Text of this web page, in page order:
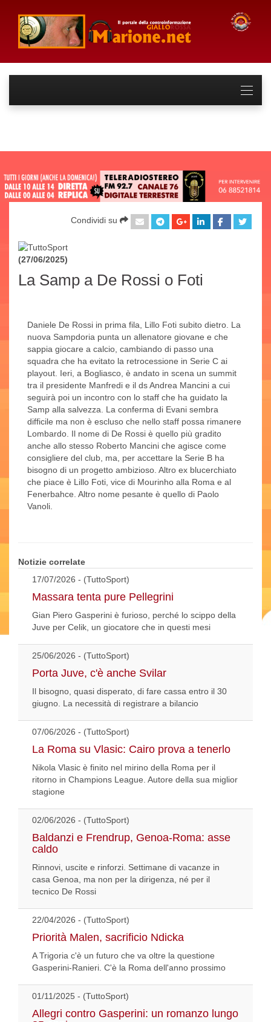
Condividi su
(27/06/2025)
La Samp a De Rossi o Foti
Daniele De Rossi in prima fila, Lillo Foti subito dietro. La
nuova Sampdoria punta un allenatore giovane e che
sappia giocare a calcio, cambiando di passo una
squadra che ha evitato la retrocessione in Serie C ai
playout. Ieri, a Bogliasco, è andato in scena un summit
tra il presidente Manfredi e il ds Andrea Mancini a cui
seguirà poi un incontro con lo staff che ha guidato la
Samp alla salvezza. La conferma di Evani sembra
difficile ma non è escluso che nello staff possa rimanere
Lombardo. Il nome di De Rossi è quello più gradito
anche allo stesso Roberto Mancini che agisce come
consigliere del club, ma, per accettare la Serie B ha
bisogno di un progetto ambizioso. Altro ex blucerchiato
che piace è Lillo Foti, vice di Mourinho alla Roma e al
Fenerbahce. Altro nome pesante è quello di Paolo
Vanoli.
Notizie correlate
17/07/2026 - (TuttoSport)
Massara tenta pure Pellegrini
Gian Piero Gasperini è furioso, perché lo scippo della
Juve per Celik, un giocatore che in questi mesi
25/06/2026 - (TuttoSport)
Porta Juve, c'è anche Svilar
Il bisogno, quasi disperato, di fare cassa entro il 30
giugno. La necessità di registrare a bilancio
07/06/2026 - (TuttoSport)
La Roma su Vlasic: Cairo prova a tenerlo
Nikola Vlasic è finito nel mirino della Roma per il
ritorno in Champions League. Autore della sua miglior
stagione
02/06/2026 - (TuttoSport)
Baldanzi e Frendrup, Genoa-Roma: asse
caldo
Rinnovi, uscite e rinforzi. Settimane di vacanze in
casa Genoa, ma non per la dirigenza, né per il
tecnico De Rossi
22/04/2026 - (TuttoSport)
Priorità Malen, sacrificio Ndicka
A Trigoria c'è un futuro che va oltre la questione
Gasperini-Ranieri. C'è la Roma dell'anno prossimo
01/11/2025 - (TuttoSport)
Allegri contro Gasperini: un romanzo lungo